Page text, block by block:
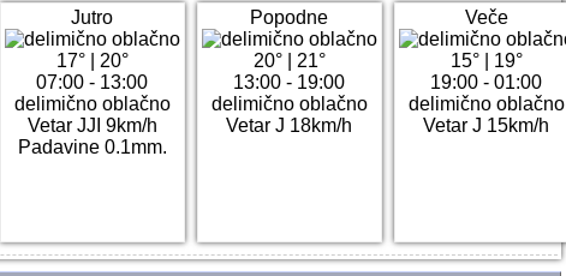
Jutro
17°| 20°
07:00 - 13:00
delimično oblačno
Vetar JJI 9km/h
Padavine 0.1mm.
Popodne
20°| 21°
13:00 - 19:00
delimično oblačno
Vetar J 18km/h
Veče
15°| 19°
19:00 - 01:00
delimično oblačno
Vetar J 15km/h